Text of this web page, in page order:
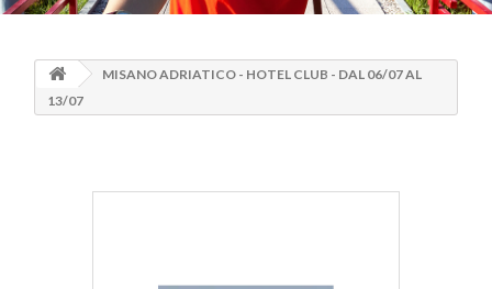
MISANO ADRIATICO - HOTEL CLUB - DAL 06/07 AL
13/07